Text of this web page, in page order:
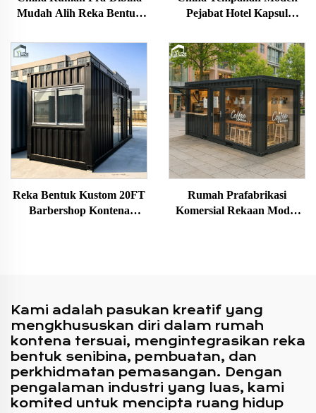
Mudah Alih Reka Bentuk
Angkasa Pintar Glamping
Rumah Tidur dengan Bilik
Mandi & Dapur
Pejabat Hotel Kapsul
Binaan Versatil Untuk
Pelancongan Budaya
Reka Bentuk Kustom 20FT
Barbershop Kontena
Rumah Prafabrikasi
Komersial Rekaan Modul
Kami adalah pasukan kreatif yang
mengkhususkan diri dalam rumah
kontena tersuai, mengintegrasikan reka
bentuk senibina, pembuatan, dan
perkhidmatan pemasangan. Dengan
pengalaman industri yang luas, kami
komited untuk mencipta ruang hidup